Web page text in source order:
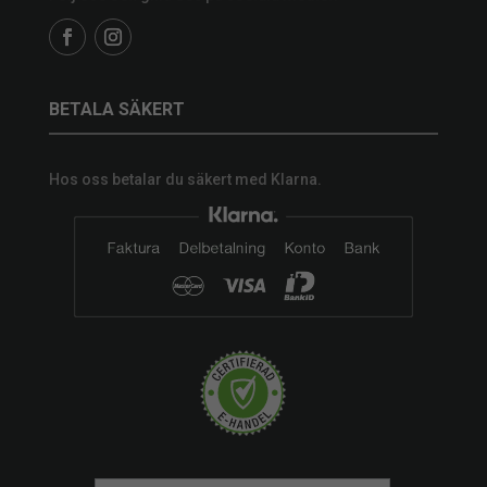
BETALA SÄKERT
Hos oss betalar du säkert med Klarna.